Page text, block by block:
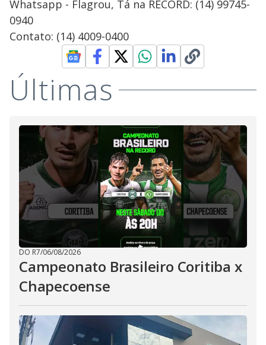
Whatsapp - Flagrou, Tá na RECORD: (14) 99745-
0940
Contato: (14) 4009-0400
Últimas
DO R7/06/08/2026
Campeonato Brasileiro Coritiba x
Chapecoense